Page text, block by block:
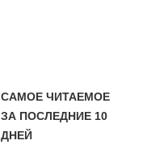
САМОЕ ЧИТАЕМОЕ
ЗА ПОСЛЕДНИЕ 10
ДНЕЙ